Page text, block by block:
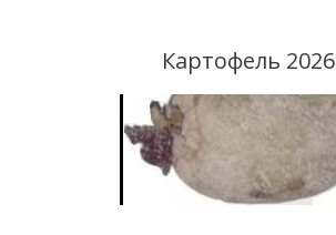
Картофель 2026